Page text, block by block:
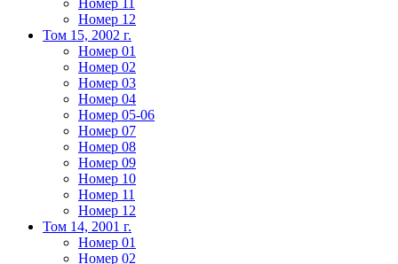
Номер 11
Номер 12
Том 15, 2002 г.
Номер 01
Номер 02
Номер 03
Номер 04
Номер 05-06
Номер 07
Номер 08
Номер 09
Номер 10
Номер 11
Номер 12
Том 14, 2001 г.
Номер 01
Номер 02